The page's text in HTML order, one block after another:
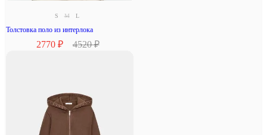
S M L
Толстовка поло из интерлока
2770 ₽ 4520 ₽